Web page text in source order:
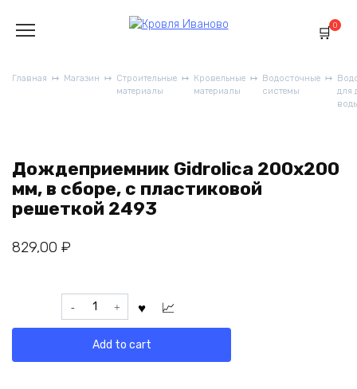
содержанию
0
Главная Магазин
Строительные
материалы
Кровельные
материалы
Водосточные
системы
для
Дождеприемник Gidrolica 200x200
мм, в сборе, с пластиковой
решеткой 2493
829,00 ₽
Дождеприемник
Gidrolica
Add to cart